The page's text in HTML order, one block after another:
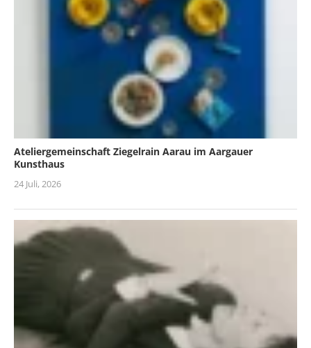
Ateliergemeinschaft Ziegelrain Aarau im Aargauer
Kunsthaus
24 Juli, 2026